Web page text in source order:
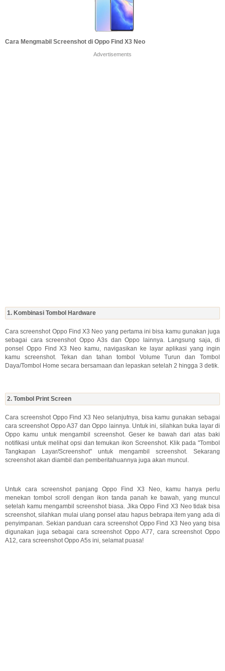
Cara Mengmabil Screenshot di Oppo Find X3 Neo
Advertisements
1. Kombinasi Tombol Hardware
Cara screenshot Oppo Find X3 Neo yang pertama ini bisa kamu gunakan juga
sebagai cara screenshot Oppo A3s dan Oppo lainnya. Langsung saja, di
ponsel Oppo Find X3 Neo kamu, navigasikan ke layar aplikasi yang ingin
kamu screenshot. Tekan dan tahan tombol Volume Turun dan Tombol
Daya/Tombol Home secara bersamaan dan lepaskan setelah 2 hingga 3 detik.
2. Tombol Print Screen
Cara screenshot Oppo Find X3 Neo selanjutnya, bisa kamu gunakan sebagai
cara screenshot Oppo A37 dan Oppo lainnya. Untuk ini, silahkan buka layar di
Oppo kamu untuk mengambil screenshot. Geser ke bawah dari atas baki
notifikasi untuk melihat opsi dan temukan ikon Screenshot. Klik pada "Tombol
Tangkapan Layar/Screenshot" untuk mengambil screenshot. Sekarang
screenshot akan diambil dan pemberitahuannya juga akan muncul.
Untuk cara screenshot panjang Oppo Find X3 Neo, kamu hanya perlu
menekan tombol scroll dengan ikon tanda panah ke bawah, yang muncul
setelah kamu mengambil screenshot biasa. Jika Oppo Find X3 Neo tidak bisa
screenshot, silahkan mulai ulang ponsel atau hapus bebrapa item yang ada di
penyimpanan. Sekian panduan cara screenshot Oppo Find X3 Neo yang bisa
digunakan juga sebagai cara screenshot Oppo A77, cara screenshot Oppo
A12, cara screenshot Oppo A5s ini, selamat puasa!